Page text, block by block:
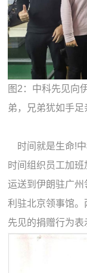
图2：中科先见向
弟，兄弟犹如手足
时间就是生命!中
时间组织员工加
运送到伊朗驻广州
利驻北京领事馆
先见的捐赠行为